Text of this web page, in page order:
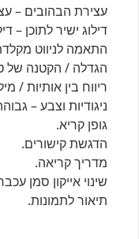
עצירת הבהובים –
דילוג ישיר לתוכן –
התאמה לניווט
הגדלה / הקטנה של
ריווח בין אותיות /
ניגודיות וצבע –
גופן קריא.
הדגשת קישורים.
מדריך קריאה.
שינוי אייקון סמן
תיאור לתמונות.